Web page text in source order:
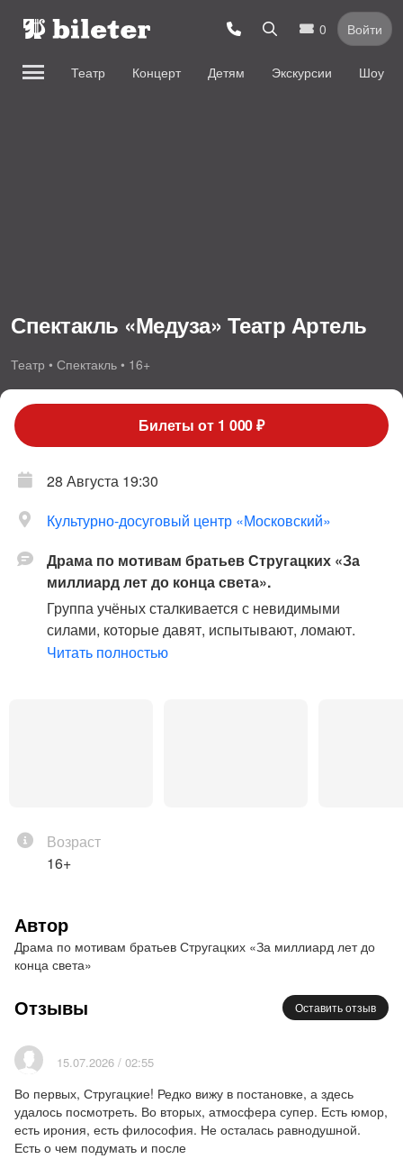
0 Войти
Театр Концерт Детям Экскурсии Шоу
Спектакль «Медуза» Театр Артель
Театр • Спектакль • 16+
Билеты от 1 000 ₽
28 Августа 19:30
Культурно-досуговый центр «Московский»
Драма по мотивам братьев Стругацких «За
миллиард лет до конца света».
Группа учёных сталкивается с невидимыми
силами, которые давят, испытывают, ломают.
Что это — случайность, эксперименты разума, или
Читать полностью
Возраст
16+
Автор
Драма по мотивам братьев Стругацких «За миллиард лет до
конца света»
Отзывы Оставить отзыв
15.07.2026 / 02:55
Во первых, Стругацкие! Редко вижу в постановке, а здесь
удалось посмотреть. Во вторых, атмосфера супер. Есть юмор,
есть ирония, есть философия. Не осталась равнодушной.
Есть о чем подумать и после